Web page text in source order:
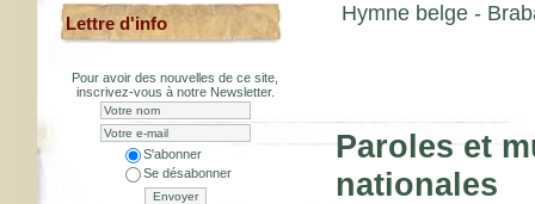
Lettre d'info
Pour avoir des nouvelles de ce site,
inscrivez-vous à notre Newsletter.
S'abonner
Se désabonner
Envoyer
Hymne belge -
Paroles et
nationales